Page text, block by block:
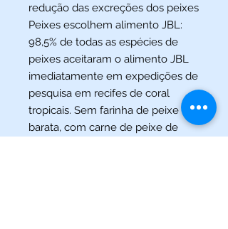
redução das excreções dos peixes
Peixes escolhem alimento JBL:
98,5% de todas as espécies de
peixes aceitaram o alimento JBL
imediatamente em expedições de
pesquisa em recifes de coral
tropicais. Sem farinha de peixe
barata, com carne de peixe de